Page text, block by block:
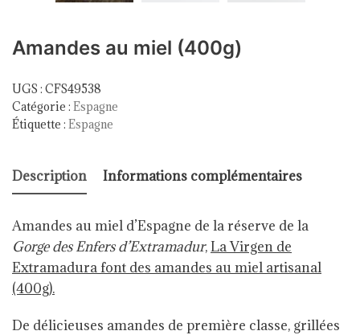
Amandes au miel (400g)
UGS : CFS49538
Catégorie : Espagne
Étiquette : Espagne
Description Informations complémentaires
Amandes au miel d’Espagne de la réserve de la
Gorge des Enfers d’Extramadur,La Virgen de
Extramadura font des amandes au miel artisanal
(400g).
De délicieuses amandes de première classe, grillées